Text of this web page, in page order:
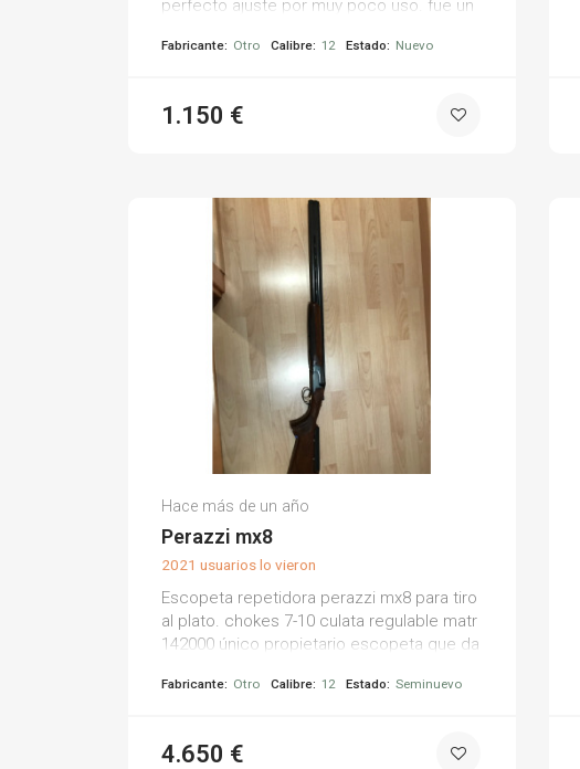
perfecto ajuste por muy poco uso. fue un
Fabricante: Otro Calibre: 12 Estado: Nuevo
1.150 €
Oriol T.
Hace más de un año
Perazzi mx8
2021 usuarios lo vieron
Escopeta repetidora perazzi mx8 para tiro
al plato. chokes 7-10 culata regulable matr
142000 único propietario escopeta que da
Fabricante: Otro Calibre: 12 Estado: Seminuevo
4.650 €